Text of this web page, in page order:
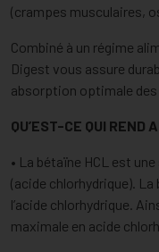
(crampes musculaires,
Combiné à un régime
Digest vous assure
absorption optimale
QU’EST-CE QUI REND
• La bétaïne HCL est
(acide chlorhydrique).
l’acide chlorhydrique.
maximale en acide